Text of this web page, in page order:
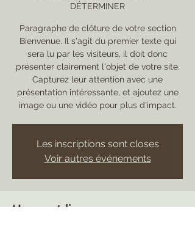
DÉTERMINER
Paragraphe de clôture de votre section
Bienvenue. Il s'agit du premier texte qui
sera lu par les visiteurs, il doit donc
présenter clairement l'objet de votre site.
Capturez leur attention avec une
présentation intéressante, et ajoutez une
image ou une vidéo pour plus d'impact.
Les inscriptions sont closes
Voir autres événements
Heure et lieu